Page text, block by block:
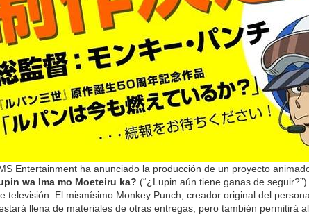
Entertainment ha anunciado la producción de un proyecto
wa Ima mo Moeteiru ka? (“¿Lupin aún tiene ganas de
televisión. El mismísimo Monkey Punch, creador original del
llena de materiales de otras entregas, pero también permitirá